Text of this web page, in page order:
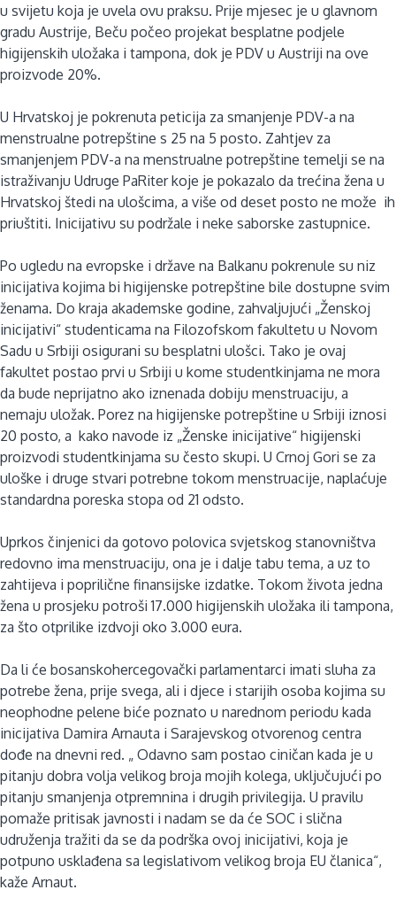
u svijetu koja je uvela ovu praksu. Prije mjesec je u glavnom
gradu Austrije, Beču počeo projekat besplatne podjele
higijenskih uložaka i tampona, dok je PDV u Austriji na ove
proizvode 20%.
U Hrvatskoj je pokrenuta peticija za smanjenje PDV-a na
menstrualne potrepštine s 25 na 5 posto. Zahtjev za
smanjenjem PDV-a na menstrualne potrepštine temelji se na
istraživanju Udruge PaRiter koje je pokazalo da trećina žena u
Hrvatskoj štedi na ulošcima, a više od deset posto ne može ih
priuštiti. Inicijativu su podržale i neke saborske zastupnice.
Po ugledu na evropske i države na Balkanu pokrenule su niz
inicijativa kojima bi higijenske potrepštine bile dostupne svim
ženama. Do kraja akademske godine, zahvaljujući „Ženskoj
inicijativi“ studenticama na Filozofskom fakultetu u Novom
Sadu u Srbiji osigurani su besplatni ulošci. Tako je ovaj
fakultet postao prvi u Srbiji u kome studentkinjama ne mora
da bude neprijatno ako iznenada dobiju menstruaciju, a
nemaju uložak. Porez na higijenske potrepštine u Srbiji iznosi
20 posto, a kako navode iz „Ženske inicijative“ higijenski
proizvodi studentkinjama su često skupi. U Crnoj Gori se za
uloške i druge stvari potrebne tokom menstruacije, naplaćuje
standardna poreska stopa od 21 odsto.
Uprkos činjenici da gotovo polovica svjetskog stanovništva
redovno ima menstruaciju, ona je i dalje tabu tema, a uz to
zahtijeva i poprilične finansijske izdatke. Tokom života jedna
žena u prosjeku potroši 17.000 higijenskih uložaka ili tampona,
za što otprilike izdvoji oko 3.000 eura.
Da li će bosanskohercegovački parlamentarci imati sluha za
potrebe žena, prije svega, ali i djece i starijih osoba kojima su
neophodne pelene biće poznato u narednom periodu kada
inicijativa Damira Arnauta i Sarajevskog otvorenog centra
dođe na dnevni red. „ Odavno sam postao ciničan kada je u
pitanju dobra volja velikog broja mojih kolega, uključujući po
pitanju smanjenja otpremnina i drugih privilegija. U pravilu
pomaže pritisak javnosti i nadam se da će SOC i slična
udruženja tražiti da se da podrška ovoj inicijativi, koja je
potpuno usklađena sa legislativom velikog broja EU članica“,
kaže Arnaut.